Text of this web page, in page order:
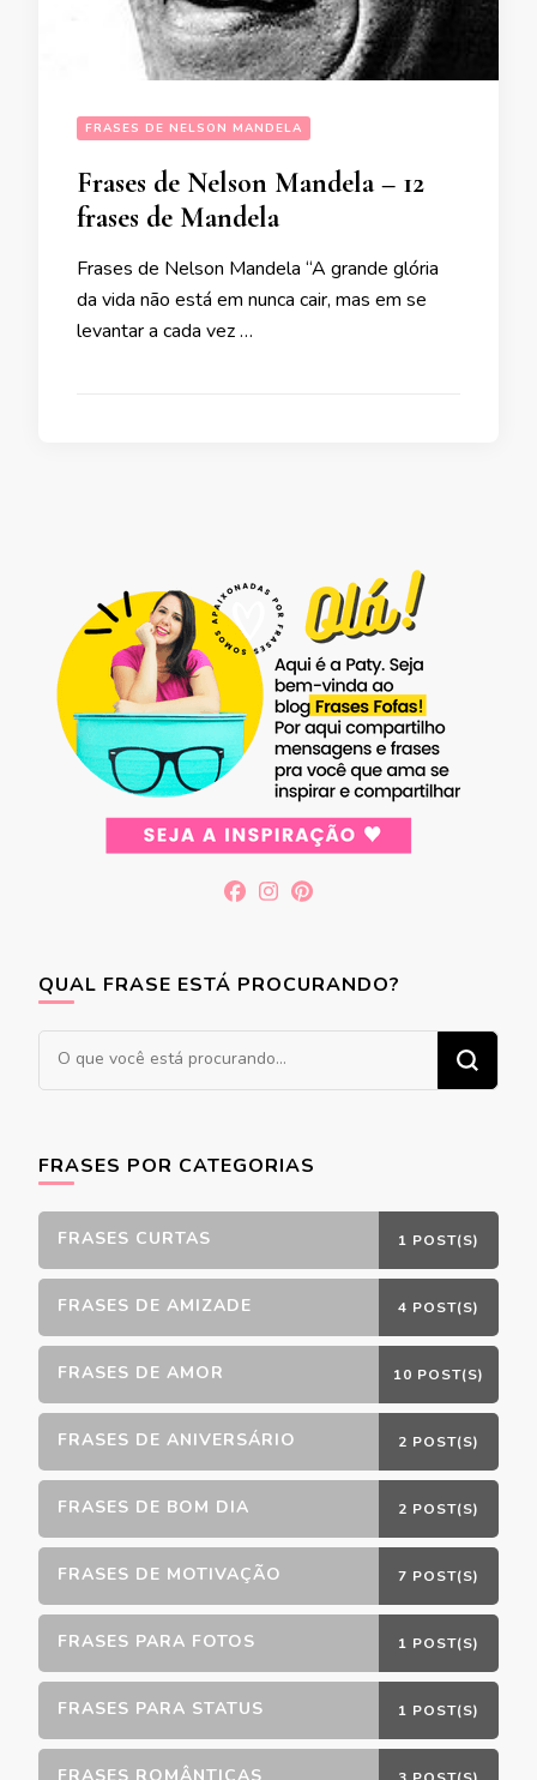
FRASES DE NELSON MANDELA
Frases de Nelson Mandela – 12
frases de Mandela
Frases de Nelson Mandela “A grande glória
da vida não está em nunca cair, mas em se
levantar a cada vez …
QUAL FRASE ESTÁ PROCURANDO?
Procurando
algo?
FRASES POR CATEGORIAS
FRASES CURTAS 1 POST(S)
FRASES DE AMIZADE 4 POST(S)
FRASES DE AMOR 10 POST(S)
FRASES DE ANIVERSÁRIO 2 POST(S)
FRASES DE BOM DIA 2 POST(S)
FRASES DE MOTIVAÇÃO 7 POST(S)
FRASES PARA FOTOS 1 POST(S)
FRASES PARA STATUS 1 POST(S)
FRASES ROMÂNTICAS